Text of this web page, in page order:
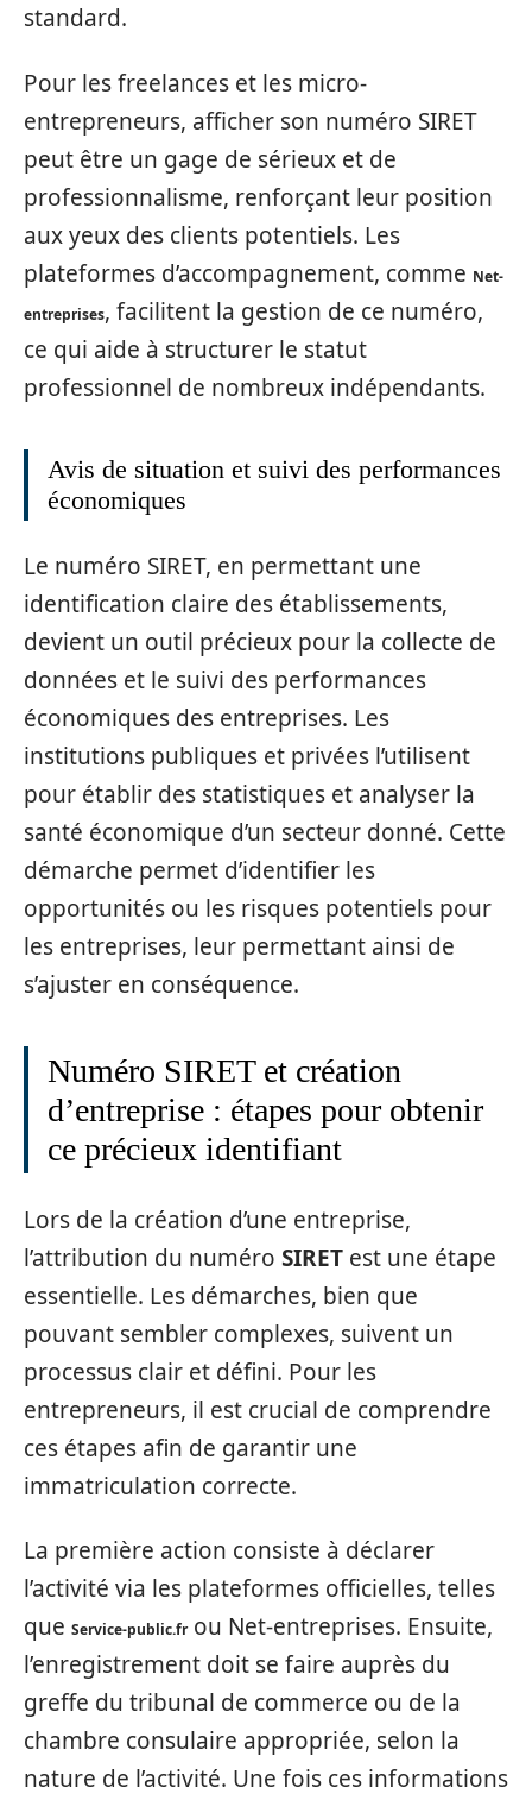
standard.
Pour les freelances et les micro-
entrepreneurs, afficher son numéro SIRET
peut être un gage de sérieux et de
professionnalisme, renforçant leur position
aux yeux des clients potentiels. Les
plateformes d’accompagnement, comme Net-
entreprises, facilitent la gestion de ce numéro,
ce qui aide à structurer le statut
professionnel de nombreux indépendants.
Avis de situation et suivi des performances
économiques
Le numéro SIRET, en permettant une
identification claire des établissements,
devient un outil précieux pour la collecte de
données et le suivi des performances
économiques des entreprises. Les
institutions publiques et privées l’utilisent
pour établir des statistiques et analyser la
santé économique d’un secteur donné. Cette
démarche permet d’identifier les
opportunités ou les risques potentiels pour
les entreprises, leur permettant ainsi de
s’ajuster en conséquence.
Numéro SIRET et création
d’entreprise : étapes pour obtenir
ce précieux identifiant
Lors de la création d’une entreprise,
l’attribution du numéro SIRET est une étape
essentielle. Les démarches, bien que
pouvant sembler complexes, suivent un
processus clair et défini. Pour les
entrepreneurs, il est crucial de comprendre
ces étapes afin de garantir une
immatriculation correcte.
La première action consiste à déclarer
l’activité via les plateformes officielles, telles
que Service-public.frou Net-entreprises. Ensuite,
l’enregistrement doit se faire auprès du
greffe du tribunal de commerce ou de la
chambre consulaire appropriée, selon la
nature de l’activité. Une fois ces informations